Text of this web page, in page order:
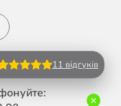
11 відгуків